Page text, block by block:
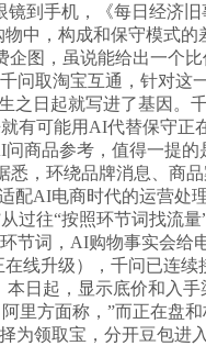
镜到手机，《每日经济
中，构成和保守模式的
企图，虽说能给出一个
问取淘宝互通，针对这
之日起就写进了基因。
有可能用AI代替保守正
商品参考，值得一提的
悉，环绕品牌消息、商
配AI电商时代的运营处
过往“按照环节词找流量
节词，AI购物事实会给
线升级），千问已连续
日起，显示底价和入手
里方面称，”而正在盘和
为领取宝，分开豆包进